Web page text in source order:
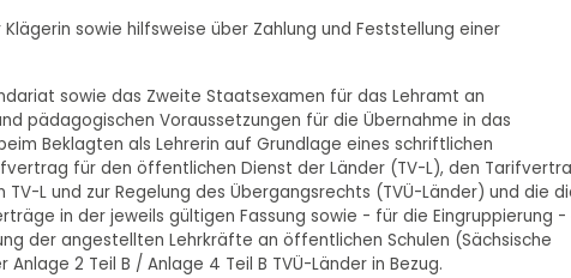
sowie hilfsweise über Zahlung und Feststellung einer
sowie das Zweite Staatsexamen für das Lehramt an
pädagogischen Voraussetzungen für die Übernahme in das
Beklagten als Lehrerin auf Grundlage eines schriftlichen
für den öffentlichen Dienst der Länder (TV-L), den
L und zur Regelung des Übergangsrechts (TVÜ-Länder) und die
in der jeweils gültigen Fassung sowie - für die Eingruppierung -
der angestellten Lehrkräfte an öffentlichen Schulen (Sächsische
2 Teil B / Anlage 4 Teil B TVÜ-Länder in Bezug.